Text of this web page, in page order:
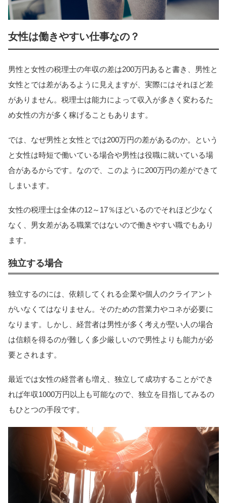
女性は働きやすい仕事なの？
男性と女性の税理士の年収の差は200万円あると書き、男性と
女性とでは差があるように見えますが、実際にはそれほど差
がありません。税理士は能力によって収入が多きく変わるた
め女性の方が多く稼げることもあります。
では、なぜ男性と女性とでは200万円の差があるのか。という
と女性は時短で働いている場合や男性は役職に就いている場
合があるからです。なので、このように200万円の差ができて
しまいます。
女性の税理士は全体の12～17％ほどいるのでそれほど少なく
なく、男女差がある職業ではないので働きやすい職でもあり
ます。
独立する場合
独立するのには、依頼してくれる企業や個人のクライアント
がいなくてはなりません。そのための営業力やコネが必要に
なります。しかし、経営者は男性が多く考えが堅い人の場合
は信頼を得るのが難しく多少厳しいので男性よりも能力が必
要とされます。
最近では女性の経営者も増え、独立して成功することができ
れば年収1000万円以上も可能なので、独立を目指してみるの
もひとつの手段です。